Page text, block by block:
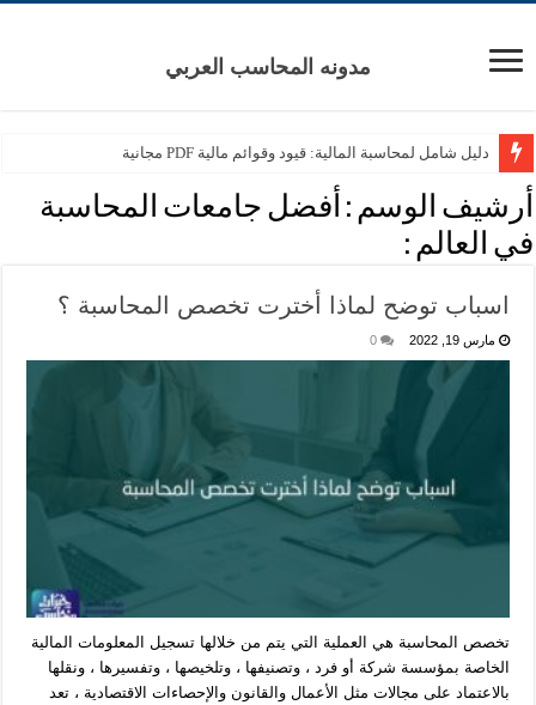
مدونه المحاسب العربي
دليل شامل لمحاسبة المالية: قيود وقوائم مالية PDF مجانية
أرشيف الوسم : أفضل جامعات المحاسبة
في العالم :
اسباب توضح لماذا أخترت تخصص المحاسبة ؟
مارس 19, 2022 0
تخصص المحاسبة هي العملية التي يتم من خلالها تسجيل المعلومات المالية
الخاصة بمؤسسة شركة أو فرد ، وتصنيفها ، وتلخيصها ، وتفسيرها ، ونقلها
بالاعتماد على مجالات مثل الأعمال والقانون والإحصاءات الاقتصادية ، تعد